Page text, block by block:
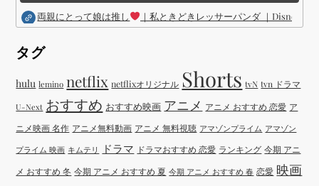
両親にとって娘は推し ｜私ときどきレッサーパンダ ｜Disney (
タグ
hulu lemino netflix netflixオリジナル Shorts tvN tvn ドラマ
U-Next おすすめ おすすめ映画 アニメ アニメ おすすめ 恋愛 ア
ニメ映画 名作 アニメ無料動画 アニメ 無料視聴 アマゾンプライム アマゾン
プライム 映画 キムテリ ドラマ ドラマおすすめ 恋愛 ランキング 今期 アニ
メ おすすめ 冬 今期 アニメ おすすめ 夏 今期 アニメ おすすめ 春 恋愛 映画